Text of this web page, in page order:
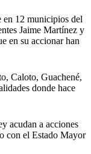
en 12 municipios del
Jaime Martínez y
en su accionar han
Caloto, Guachené,
donde hace
acudan a acciones
con el Estado Mayor